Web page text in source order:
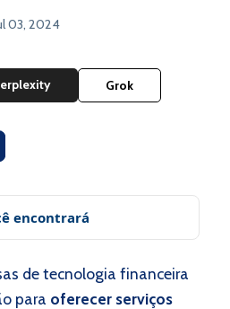
03, 2024
Grok
encontrará
de tecnologia financeira
para oferecer serviços